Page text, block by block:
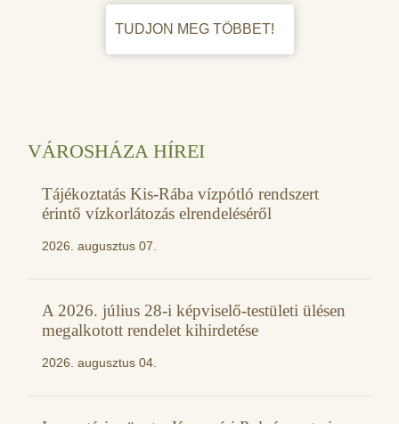
TUDJON MEG TÖBBET!
VÁROSHÁZA HÍREI
Tájékoztatás Kis-Rába vízpótló rendszert
érintő vízkorlátozás elrendeléséről
2026. augusztus 07.
A 2026. július 28-i képviselő-testületi ülésen
megalkotott rendelet kihirdetése
2026. augusztus 04.